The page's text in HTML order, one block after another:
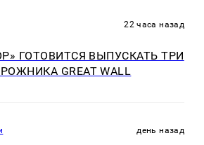
22 часа назад
ГОТОВИТСЯ ВЫПУСКАТЬ ТРИ
GREAT WALL
день назад